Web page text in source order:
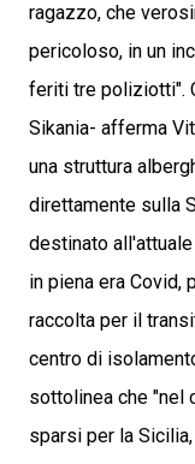
ragazzo, che
pericoloso, in un
feriti tre poliziotti".
Sikania- afferma
una struttura
direttamente sulla
destinato
in piena era Covid,
raccolta per il
centro di
sottolinea che "nel
sparsi per la